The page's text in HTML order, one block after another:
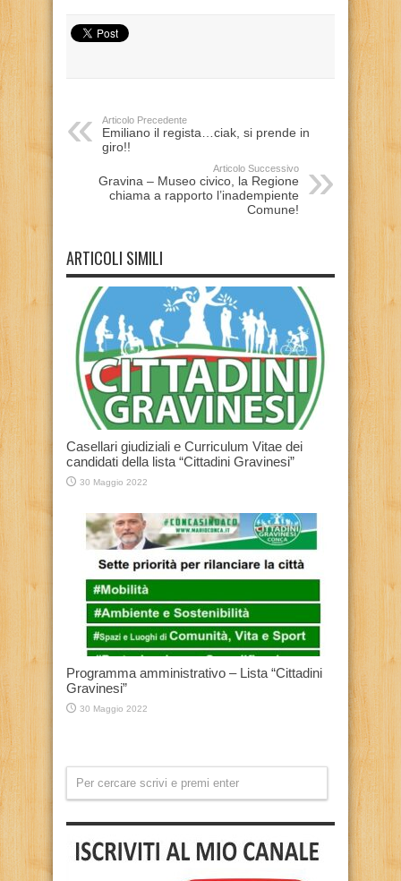
Articolo Precedente
Emiliano il regista…ciak, si prende in
giro!!
Articolo Successivo
Gravina – Museo civico, la Regione
chiama a rapporto l’inadempiente
Comune!
ARTICOLI SIMILI
Casellari giudiziali e Curriculum Vitae dei
candidati della lista “Cittadini Gravinesi”
30 Maggio 2022
Programma amministrativo – Lista “Cittadini
Gravinesi”
30 Maggio 2022